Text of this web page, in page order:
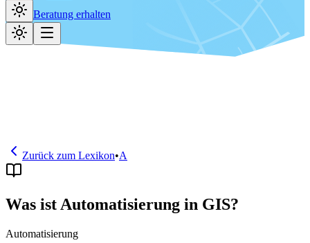
Beratung erhalten
Zurück zum Lexikon•A
Was ist Automatisierung in GIS?
Automatisierung